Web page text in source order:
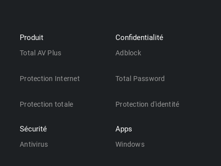
Produit
Total AV Plus
Protection Internet
Protection totale
Sécurité
Antivirus
Confidentialité
Adblock
Total Password
Protection d'identité
Apps
Windows